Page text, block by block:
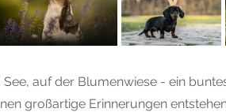
auf der Blumenwiese - ein
großartige Erinnerungen